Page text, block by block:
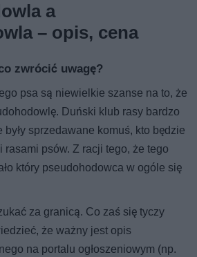
a
– opis, cena
zwrócić uwagę?
psa są niewielkie szanse na to, że
Duński klub rasy bardzo
sprzedawane komuś, kto będzie
rasami psów. Z racji tego, że tego
który pseudohodowca w ogóle się
za granicą. Co zaś się tyczy
że ważny jest opis
na portalu ogłoszeniowym (np.